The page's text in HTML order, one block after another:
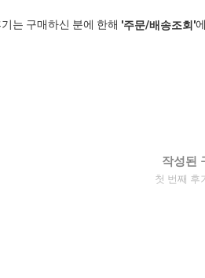
는 구매하신 분에 한해 '주문/배송조회'
작성된
첫 번째 후